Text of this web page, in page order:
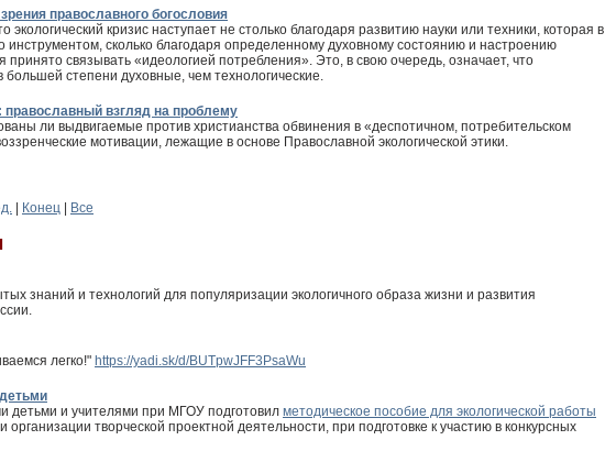
православного богословия
экологический кризис наступает не столько благодаря развитию науки или техники, которая в
инструментом, сколько благодаря определенному духовному состоянию и настроению
принято связывать «идеологией потребления». Это, в свою очередь, означает, что
степени духовные, чем технологические.
православный взгляд на проблему
ли выдвигаемые против христианства обвинения в «деспотичном, потребительском
мотивации, лежащие в основе Православной экологической этики.
| Конец | Все
знаний и технологий для популяризации экологичного образа жизни и развития
легко!" https://yadi.sk/d/BUTpwJFF3PsaWu
детьми и учителями при МГОУ подготовил методическое пособие для экологической работы
организации творческой проектной деятельности, при подготовке к участию в конкурсных